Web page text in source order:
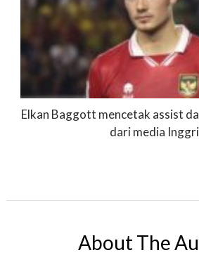
Elkan Baggott mencetak assist
dari media
About The